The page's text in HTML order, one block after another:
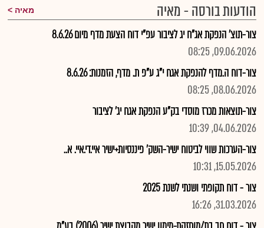
הודעות בורסה - מאיה מאיה
צור-תוצ' הנפקת אג"ח יג לציבור עפ"י דוח הצעת מדף מיום 8.6.26
09.06.2026, 08:25
צור-דוח ה.מדף להנפקת אגח י"ג ע"פ ת. מדף, הזמנות: 8.6.26
08.06.2026, 08:25
צור-תוצאות מכרז מוסדי בק"ע הנפקת אגח יג' לציבור
04.06.2026, 10:39
צור-הערכות שווי לביטוח ישיר-השק' פיננסיות+ישיר איי.די.איי. א..
15.05.2026, 10:31
צור - דוח תקופתי ושנתי לשנת 2025
31.03.2026, 16:26